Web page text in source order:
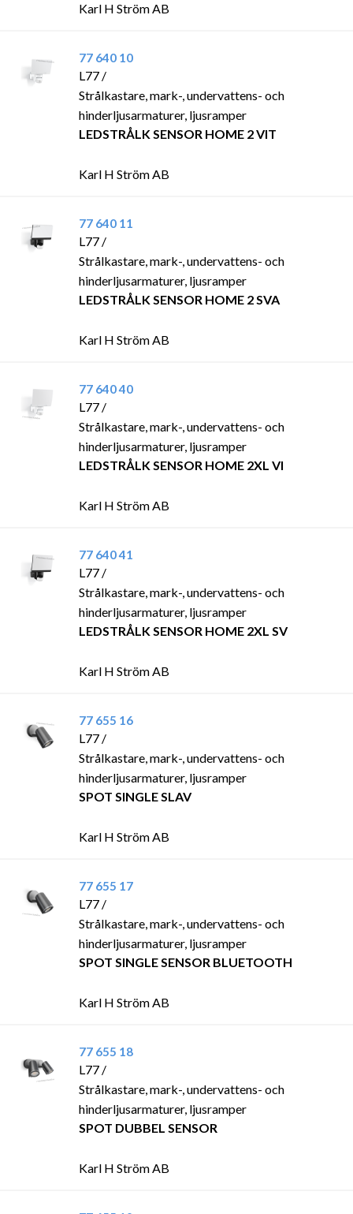
Karl H Ström AB
77 640 10
L77 /
Strålkastare, mark-, undervattens- och
hinderljusarmaturer, ljusramper
LEDSTRÅLK SENSOR HOME 2 VIT
Karl H Ström AB
77 640 11
L77 /
Strålkastare, mark-, undervattens- och
hinderljusarmaturer, ljusramper
LEDSTRÅLK SENSOR HOME 2 SVA
Karl H Ström AB
77 640 40
L77 /
Strålkastare, mark-, undervattens- och
hinderljusarmaturer, ljusramper
LEDSTRÅLK SENSOR HOME 2XL VI
Karl H Ström AB
77 640 41
L77 /
Strålkastare, mark-, undervattens- och
hinderljusarmaturer, ljusramper
LEDSTRÅLK SENSOR HOME 2XL SV
Karl H Ström AB
77 655 16
L77 /
Strålkastare, mark-, undervattens- och
hinderljusarmaturer, ljusramper
SPOT SINGLE SLAV
Karl H Ström AB
77 655 17
L77 /
Strålkastare, mark-, undervattens- och
hinderljusarmaturer, ljusramper
SPOT SINGLE SENSOR BLUETOOTH
Karl H Ström AB
77 655 18
L77 /
Strålkastare, mark-, undervattens- och
hinderljusarmaturer, ljusramper
SPOT DUBBEL SENSOR
Karl H Ström AB